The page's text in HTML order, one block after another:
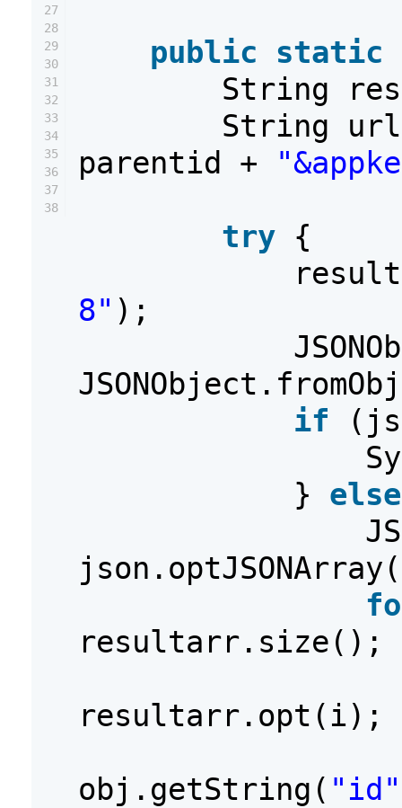
27
28
29
30
31
32
33
34
35
36
37
38
public static
String
String
parentid +
try {
8" );
if
} else
json.optJSONArray(
resultarr.size();
resultarr.opt(i);
obj.getString( "id"